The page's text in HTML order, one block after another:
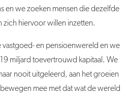
en we zoeken mensen die dezelfde
zich hiervoor willen inzetten.
vastgoed- en pensioenwereld en we
miljard toevertrouwd kapitaal. We
nooit uitgeleerd, aan het groeien
mee met dat wat de wereld